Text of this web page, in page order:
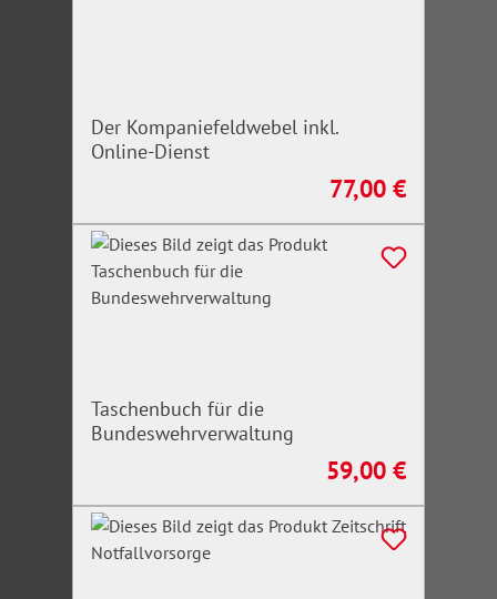
Der Kompaniefeldwebel inkl.
Online-Dienst
Regulärer Preis:
77,00 €
Taschenbuch für die
Bundeswehrverwaltung
Regulärer Preis:
59,00 €